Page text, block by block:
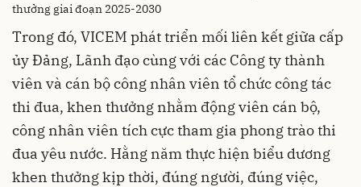
thưởng giai đoạn 2025-2030
Trong đó, VICEM phát triển mối liên kết giữa cấp
ủy Đảng, Lãnh đạo cùng với các Công ty thành
viên và cán bộ công nhân viên tổ chức công tác
thi đua, khen thưởng nhằm động viên cán bộ,
công nhân viên tích cực tham gia phong trào thi
đua yêu nước. Hằng năm thực hiện biểu dương
khen thưởng kịp thời, đúng người, đúng việc,